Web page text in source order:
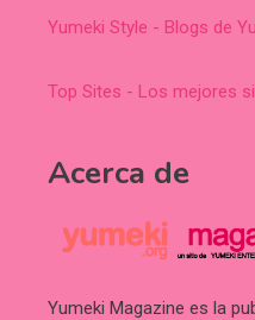
Yumeki Style - Blogs de
Top Sites - Los mejores
Acerca de
Yumeki Magazine es la